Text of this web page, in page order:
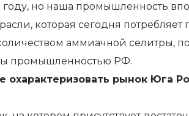
но наша промышленность
которая сегодня
аммиачной селитры,
промышленностью РФ.
рынок Юга